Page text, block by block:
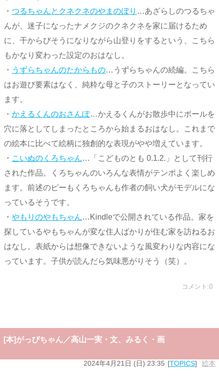
・ つるちゃんとクネクネのやまのぼり …あざらしのつるちゃ
んが、迷子になったナメクジのクネクネを家に届けるため
に、干からびそうになりながら山登りをするという、こちら
もかなり変わった設定のおはなし。
・ うずらちゃんのたからもの…うずらちゃんの続編。こちら
はお遊び要素はなく、純粋な母と子のストーリーとなってい
ます。
・ かえるくんのおさんぽ…かえるくんがお散歩中にボールを
穴に落としてしまったところから始まるおはなし。これまで
の絵本に比べて絵柄に独創的な表現がやや増えています。
・ こいぬのくろちゃん…「こどものとも 0.1.2.」として刊行
された作品。くろちゃんのいろんな表情がテンポよく楽しめ
ます。前述のピーもくろちゃんも作者の飼い犬がモデルにな
っているそうです。
・ やもりのやもちゃん…Kindleで公開されている作品。家を
探しているやもちゃんが変な住人ばかりが住む家を訪ねるお
はなし。表紙からは想像できないような風変わりな内容にな
っています。子供が読んだら気味悪がりそう（笑）。
コメント:0
[本]がっぴちゃん／高山一実・文、みるく・画
2024年4月21日 (日) 23:35 TOPICS 絵本